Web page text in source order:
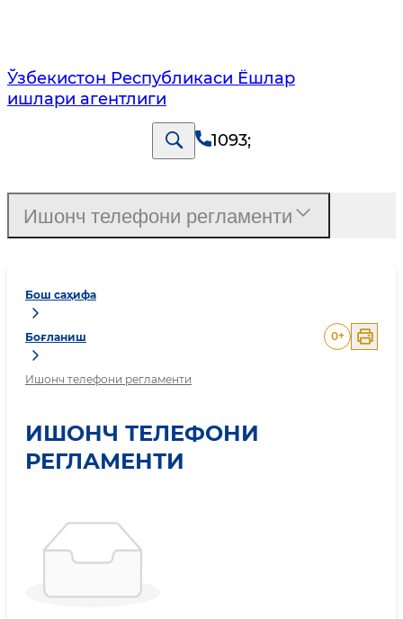
Ўзбекистон Республикаси Ёшлар
ишлари агентлиги
1093;
Бош саҳифа
Боғланиш
Ишонч телефони регламенти
0+
ИШОНЧ ТЕЛЕФОНИ
РЕГЛАМЕНТИ
Ишонч телефони регламенти